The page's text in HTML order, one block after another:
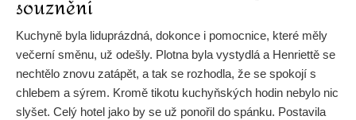
souznění
Kuchyně byla liduprázdná, dokonce i pomocnice, které měly
večerní směnu, už odešly. Plotna byla vystydlá a Henriettě se
nechtělo znovu zatápět, a tak se rozhodla, že se spokojí s
chlebem a sýrem. Kromě tikotu kuchyňských hodin nebylo nic
slyšet. Celý hotel jako by se už ponořil do spánku. Postavila